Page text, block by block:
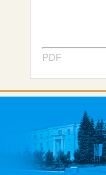
PDF